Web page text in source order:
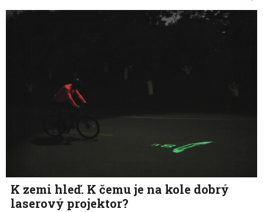
K zemi hleď. K čemu je na kole dobrý
laserový projektor?